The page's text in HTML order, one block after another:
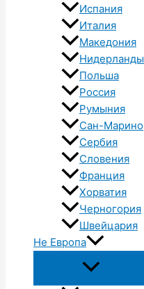
Испания
Италия
Македония
Нидерланды
Польша
Россия
Румыния
Сан-Марино
Сербия
Словения
Франция
Хорватия
Черногория
Швейцария
Не Европа